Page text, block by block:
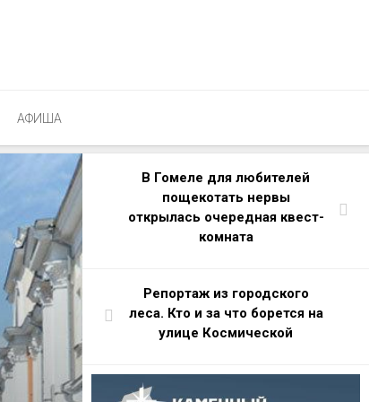
АФИША
В Гомеле для любителей
пощекотать нервы
открылась очередная квест-
комната
Репортаж из городского
леса. Кто и за что борется на
улице Космической